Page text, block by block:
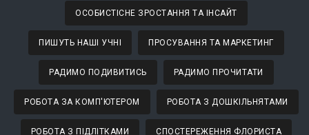
ОСОБИСТІСНЕ ЗРОСТАННЯ ТА ІНСАЙТ
ПИШУТЬ НАШІ УЧНІ ПРОСУВАННЯ ТА МАРКЕТИНГ
РАДИМО ПОДИВИТИСЬ РАДИМО ПРОЧИТАТИ
РОБОТА ЗА КОМП'ЮТЕРОМ РОБОТА З ДОШКІЛЬНЯТАМИ
РОБОТА З ПІДЛІТКАМИ СПОСТЕРЕЖЕННЯ ФЛОРИСТА